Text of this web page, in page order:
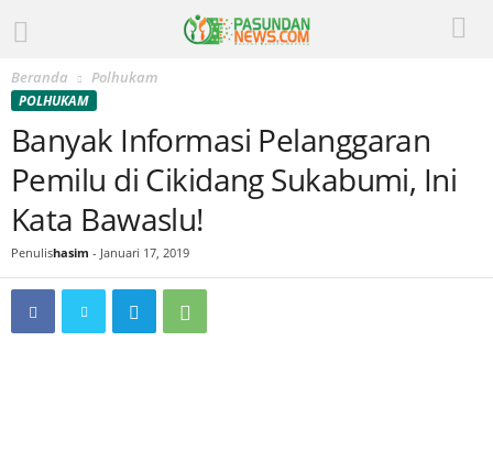
Beranda Polhukam
POLHUKAM
Banyak Informasi Pelanggaran
Pemilu di Cikidang Sukabumi, Ini
Kata Bawaslu!
Penulishasim - Januari 17, 2019